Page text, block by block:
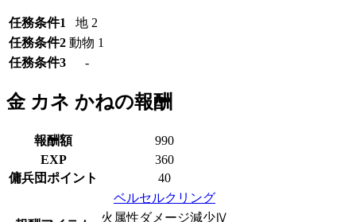
任務条件1
地 2
任務条件2 動物 1
任務条件3
-
金 カネ かねの報酬
報酬額
990
EXP
360
傭兵団ポイント
40
ベルセルクリング
火属性ダメージ減少Ⅳ